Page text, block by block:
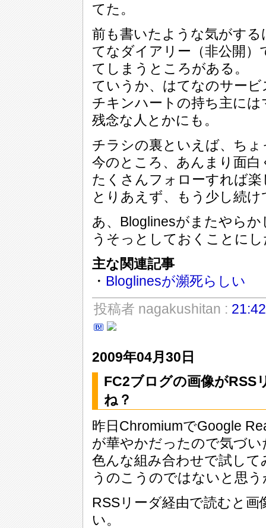
てた。
前も書いたような気がす
てなダイアリー（非公開
てしまうところがある。
ていうか、はてなのサー
チキンハートの持ち主に
残念な人とかにも。
チラシの裏といえば、ち
今のところ、あんまり面白
たくさんフォローすれば
とりあえず、もう少し続
あ、Bloglinesがまたやら
うそっとしておくことに
主な関連記事
・ Bloglinesが瀕死らしい
投稿者 nagakushitan : 21:42
2009年04月30日
FC2ブログの画像がRSS
ね？
昨日ChromiumでGoogle
が華やかだったので気づい
色んな組み合わせで試し
うのこうのではないと思
RSSリーダ経由で読むと
い。